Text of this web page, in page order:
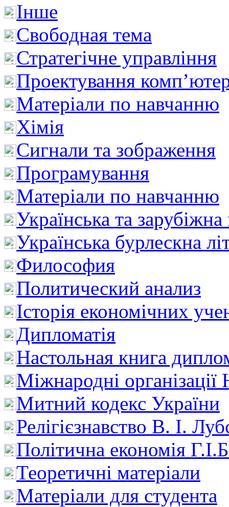
Інше
Свободная тема
Стратегічне управління
Проектування
Матеріали по навчанню
Хімія
Сигнали та зображення
Програмування
Матеріали по навчанню
Українська та зарубіжна
Українська бурлескна
Философия
Политический анализ
Історія економічних
Дипломатія
Настольная книга
Міжнародні
Митний кодекс України
Релігієзнавство В. І.
Політична економія
Теоретичні матеріали
Матеріали для студента